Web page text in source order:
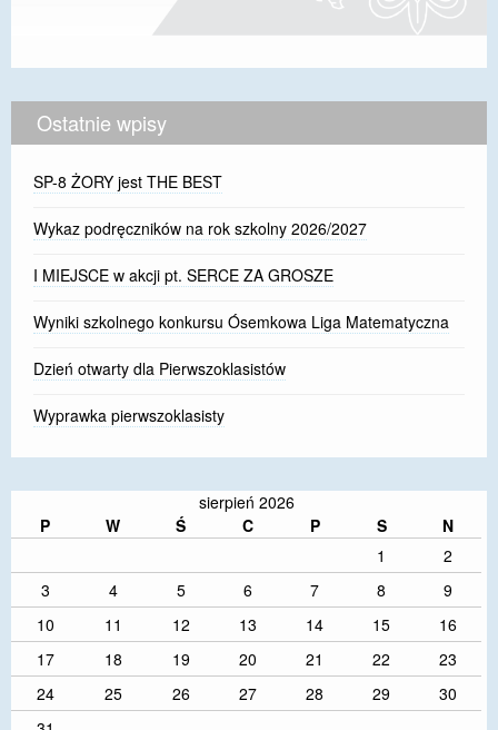
Ostatnie wpisy
SP-8 ŻORY jest THE BEST
Wykaz podręczników na rok szkolny 2026/2027
I MIEJSCE w akcji pt. SERCE ZA GROSZE
Wyniki szkolnego konkursu Ósemkowa Liga Matematyczna
Dzień otwarty dla Pierwszoklasistów
Wyprawka pierwszoklasisty
sierpień 2026
P
W Ś C P S
N
1
2
3
4 5 6 7 8
9
10
11 12 13 14 15
16
17
18 19 20 21 22
23
24
25 26 27 28 29
30